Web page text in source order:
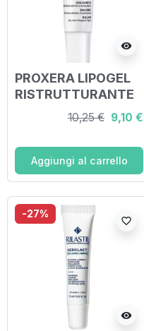
visibility
PROXERA LIPOGEL
RISTRUTTURANTE
LABBRA 10
10,25 € 9,10 €
Aggiungi al carrello
-27%
visibility
favorite_border